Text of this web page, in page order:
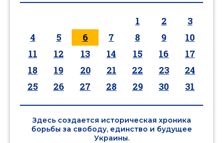
1 2
3
4
5 6 7 8 9
10
11
12 13 14 15 16
17
18
19 20 21 22 23
24
25
26 27 28 29 30 31
Здесь создается историческая хроника
борьбы за свободу, единство и будущее
Украины.